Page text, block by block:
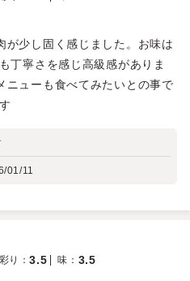
が少し固く感じました。お味は
丁寧さを感じ高級感がありま
ニューも食べてみたいとの事で
01/11
彩り ：3.5 味 ： 3.5